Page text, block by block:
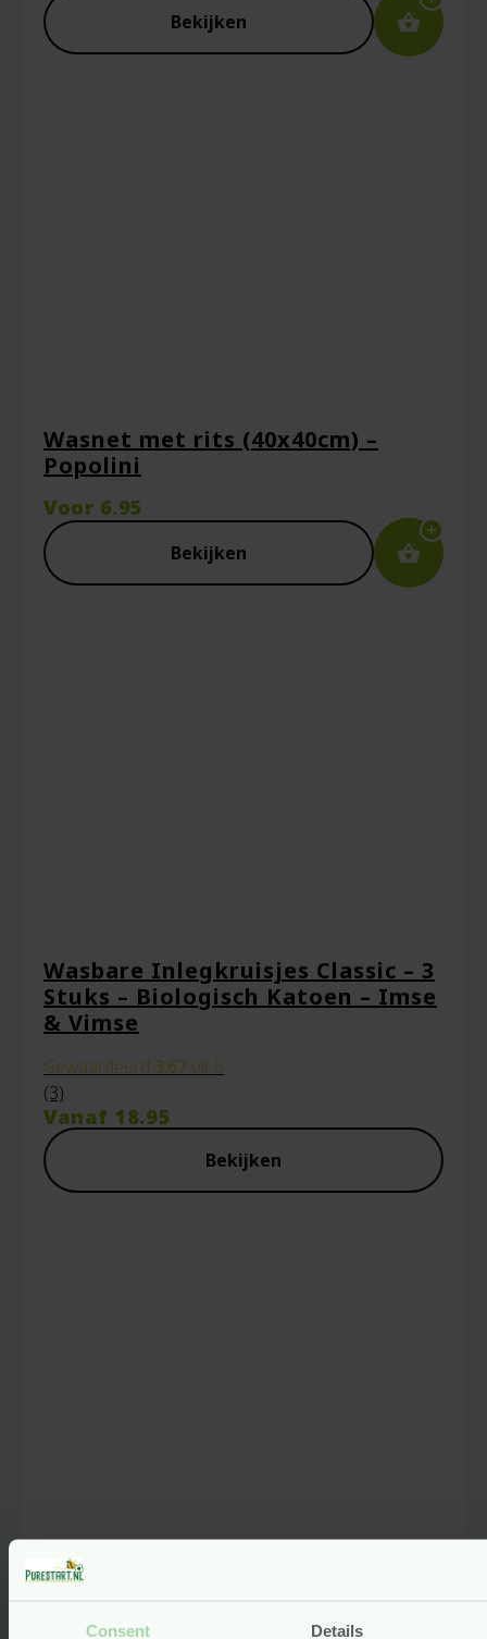
Consent Details
Bekijken
Wasnet met rits (40x40cm) –
Popolini
Voor 6.95
Bekijken
Wasbare Inlegkruisjes Classic – 3
Stuks – Biologisch Katoen – Imse
& Vimse
Gewaardeerd 3.67 uit 5
(3)
Vanaf 18.95
Bekijken
Ecologische Luiers – Maat 1 t/m 7